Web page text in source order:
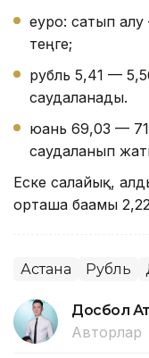
еуро: сатып
теңге;
рубль 5,41 —
саудаланады.
юань 69,03 —
саудаланып
Еске салайық,
орташа бағамы
Астана Рубль
Досбол
Авторлар